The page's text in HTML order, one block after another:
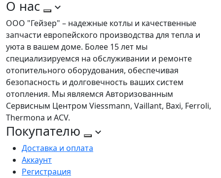
О нас
ООО "Гейзер" – надежные котлы и качественные
запчасти европейского производства для тепла и
уюта в вашем доме. Более 15 лет мы
специализируемся на обслуживании и ремонте
отопительного оборудования, обеспечивая
безопасность и долговечность ваших систем
отопления. Мы являемся Авторизованным
Сервисным Центром Viessmann, Vaillant, Baxi, Ferroli,
Thermona и ACV.
Покупателю
Доставка и оплата
Аккаунт
Регистрация